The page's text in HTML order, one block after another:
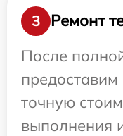
3
Ремонт
После
точную
выполнения